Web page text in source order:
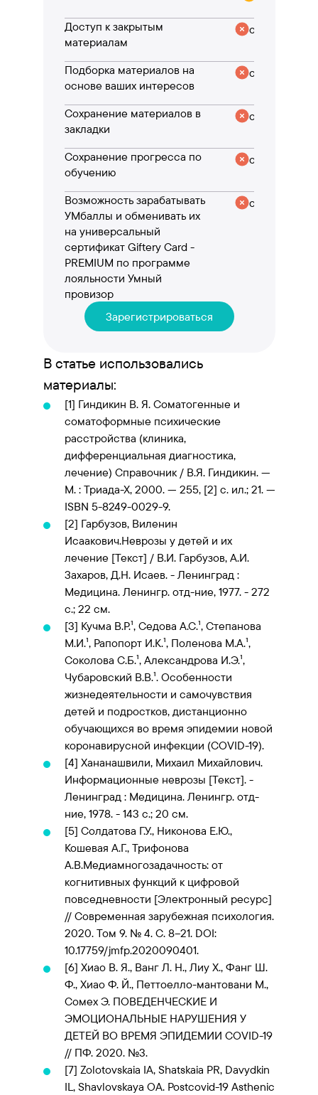
Доступ к закрытым
материалам
отсутствует
Подборка материалов на
основе ваших интересов
отсутствует
Сохранение материалов в
закладки
отсутствует
Сохранение прогресса по
обучению
отсутствует
Возможность зарабатывать
УМбаллы и обменивать их
на универсальный
сертификат Giftery Card -
PREMIUM по программе
лояльности Умный
провизор
отсутствует
Зарегистрироваться
В статье использовались
материалы:
[1] Гиндикин В. Я. Соматогенные и
соматоформные психические
расстройства (клиника,
дифференциальная диагностика,
лечение) Справочник / В.Я. Гиндикин. —
М. : Триада-Х, 2000. — 255, [2] c. ил.; 21. —
ISBN 5-8249-0029-9.
[2] Гарбузов, Виленин
Исаакович.Неврозы у детей и их
лечение [Текст] / В.И. Гарбузов, А.И.
Захаров, Д.Н. Исаев. - Ленинград :
Медицина. Ленингр. отд-ние, 1977. - 272
с.; 22 см.
[3] Кучма В.Р.¹, Седова А.С.¹, Степанова
М.И.¹, Рапопорт И.К.¹, Поленова М.А.¹,
Соколова С.Б.¹, Александрова И.Э.¹,
Чубаровский В.В.¹. Особенности
жизнедеятельности и самочувствия
детей и подростков, дистанционно
обучающихся во время эпидемии новой
коронавирусной инфекции (COVID-19).
[4] Хананашвили, Михаил Михайлович.
Информационные неврозы [Текст]. -
Ленинград : Медицина. Ленингр. отд-
ние, 1978. - 143 с.; 20 см.
[5] Солдатова Г.У., Никонова Е.Ю.,
Кошевая А.Г., Трифонова
А.В.Медиамногозадачность: от
когнитивных функций к цифровой
повседневности [Электронный ресурс]
// Современная зарубежная психология.
2020. Том 9. № 4. С. 8–21. DOI:
10.17759/jmfp.2020090401.
[6] Хиао В. Я., Ванг Л. Н., Лиу Х., Фанг Ш.
Ф., Хиао Ф. Й., Петтоелло-мантовани М.,
Сомех Э. ПОВЕДЕНЧЕСКИЕ И
ЭМОЦИОНАЛЬНЫЕ НАРУШЕНИЯ У
ДЕТЕЙ ВО ВРЕМЯ ЭПИДЕМИИ COVID-19
// ПФ. 2020. №3.
[7] Zolotovskaia IA, Shatskaia PR, Davydkin
IL, Shavlovskaya OA. Postcovid-19 Asthenic